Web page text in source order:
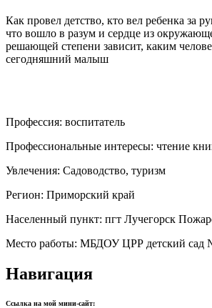
Как провел детство, кто вел ребенка за
что вошло в разум и сердце из
решающей степени зависит, каким
сегодняшний малыш
Профессия: воспитатель
Профессиональные интересы: чтение
Увлечения: Садоводство, туризм
Регион: Приморский край
Населенный пункт: пгт Лучегорск
Место работы: МБДОУ ЦРР детский сад
Навигация
Ссылка на мой мини-сайт: